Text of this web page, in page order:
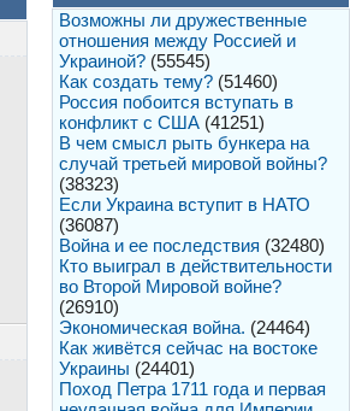
Возможны ли дружественные
отношения между Россией и
Украиной? (55545)
Как создать тему? (51460)
Россия побоится вступать в
конфликт с США (41251)
В чем смысл рыть бункера на
случай третьей мировой войны?
(38323)
Если Украина вступит в НАТО
(36087)
Война и ее последствия (32480)
Кто выиграл в действительности
во Второй Мировой войне?
(26910)
Экономическая война. (24464)
Как живётся сейчас на востоке
Украины (24401)
Поход Петра 1711 года и первая